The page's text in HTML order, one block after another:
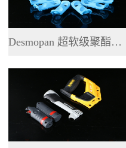
Desmopan 超软级聚酯系列 TPU